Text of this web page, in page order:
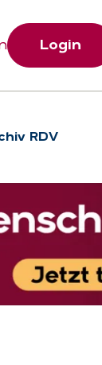
Suchen
Login
RDV